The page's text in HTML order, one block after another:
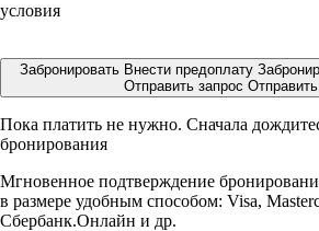
условия
Забронировать Внести предоплату
Отправить запрос
Пока платить не нужно. Сначала
бронирования
Мгновенное подтверждение
в размере удобным способом: Visa,
Сбербанк.Онлайн и др.